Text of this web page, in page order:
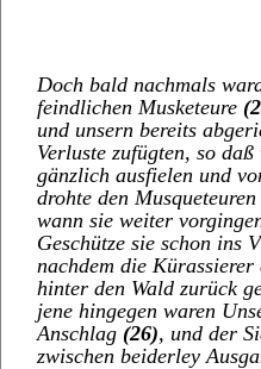
Doch bald nachmals
feindlichen Musketeure
und unsern bereits
Verluste zufügten, so
gänzlich ausfielen und
drohte den
wann sie weiter
Geschütze sie schon ins
nachdem die
hinter den Wald zurück
jene hingegen waren
Anschlag (26), und der
zwischen beiderley